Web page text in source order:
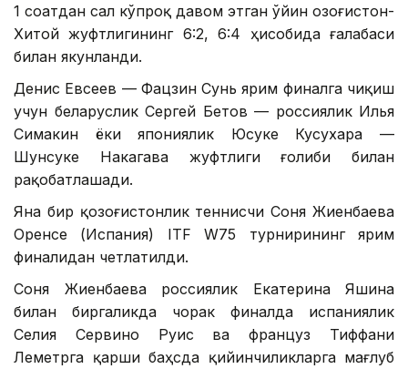
1 соатдан сал кўпроқ давом этган ўйин Қозоғистон-
Хитой жуфтлигининг 6:2, 6:4 ҳисобида ғалабаси
билан якунланди.
Денис Евсеев — Фацзин Сунь ярим финалга чиқиш
учун беларуслик Сергей Бетов — россиялик Илья
Симакин ёки япониялик Юсуке Кусухара —
Шунсуке Накагава жуфтлиги ғолиби билан
рақобатлашади.
Яна бир қозоғистонлик теннисчи Соня Жиенбаева
Оренсе (Испания) ITF W75 турнирининг ярим
финалидан четлатилди.
Соня Жиенбаева россиялик Екатерина Яшина
билан биргаликда чорак финалда испаниялик
Селия Сервино Руис ва француз Тиффани
Леметрга қарши баҳсда қийинчиликларга мағлуб